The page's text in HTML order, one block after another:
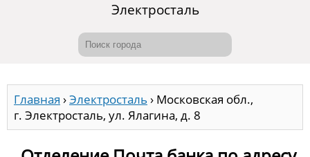
Электросталь
Главная ›Электросталь › Московская обл.,
г. Электросталь, ул. Ялагина, д. 8